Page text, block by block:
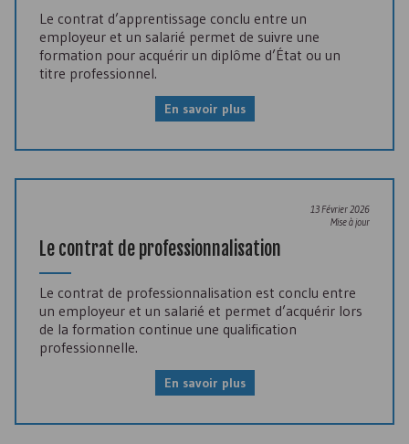
Le contrat d’apprentissage conclu entre un
employeur et un salarié permet de suivre une
formation pour acquérir un diplôme d’État ou un
titre professionnel.
En savoir plus
13 Février 2026
Mise à jour
Le contrat de professionnalisation
Le contrat de professionnalisation est conclu entre
un employeur et un salarié et permet d’acquérir lors
de la formation continue une qualification
professionnelle.
En savoir plus